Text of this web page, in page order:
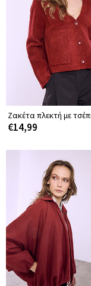
Ζακέτα πλεκτή με
€14,99